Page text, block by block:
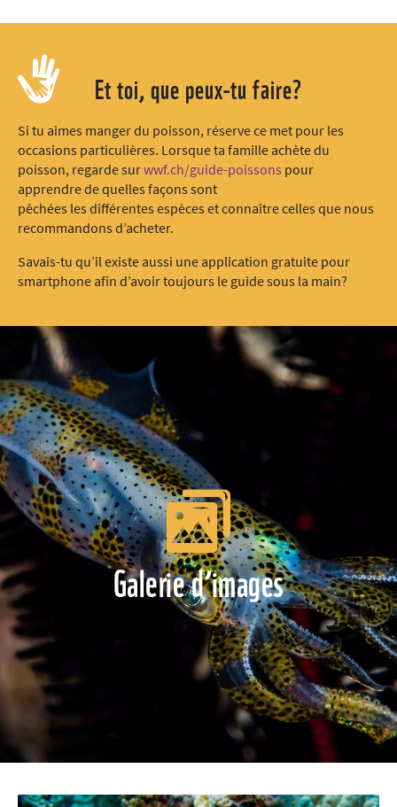
Et toi, que peux-tu faire?
Si tu aimes manger du poisson, réserve ce met pour les
occasions particulières. Lorsque ta famille achète du
poisson, regarde surwwf.ch/guide-poissons pour
apprendre de quelles façons sont
pêchées les différentes espèces et connaître celles que nous
recommandons d’acheter.
Savais-tu qu’il existe aussi une application gratuite pour
smartphone afin d’avoir toujours le guide sous la main?
Galerie d’images